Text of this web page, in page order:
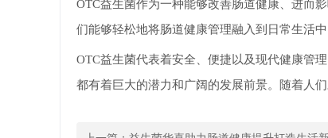
OTC益生菌作为一种能够改善肠道健康、进而
们能够轻松地将肠道健康管理融入到日常生活中
OTC益生菌代表着安全、便捷以及现代健康管
都有着巨大的潜力和广阔的发展前景。随着人